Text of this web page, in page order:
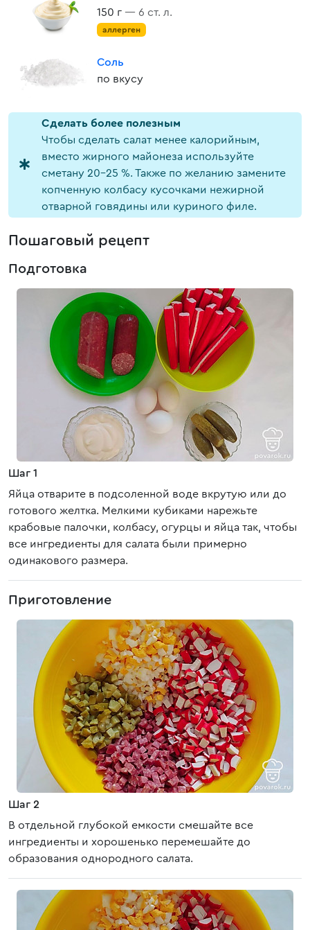
150 г — 6 ст. л.
аллерген
Соль
по вкусу
Cделать более полезным
Чтобы сделать салат менее калорийным,
вместо жирного майонеза используйте
сметану 20-25 %. Также по желанию замените
копченную колбасу кусочками нежирной
отварной говядины или куриного филе.
Пошаговый рецепт
Подготовка
Шаг 1
Яйца отварите в подсоленной воде вкрутую или до
готового желтка. Мелкими кубиками нарежьте
крабовые палочки, колбасу, огурцы и яйца так, чтобы
все ингредиенты для салата были примерно
одинакового размера.
Приготовление
Шаг 2
В отдельной глубокой емкости смешайте все
ингредиенты и хорошенько перемешайте до
образования однородного салата.